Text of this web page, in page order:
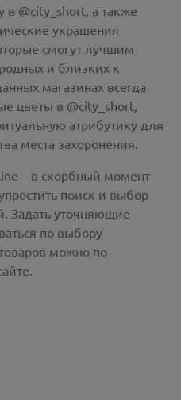
в @city_short, а также
украшения
смогут лучшим
и близких к
магазинах всегда
цветы в @city_short,
атрибутику для
места захоронения.
– в скорбный момент
поиск и выбор
Задать уточняющие
по выбору
можно по